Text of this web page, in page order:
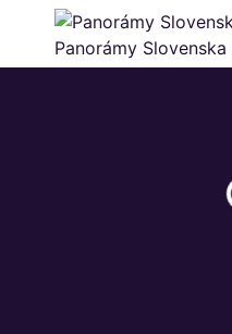
Panorámy Slovenska